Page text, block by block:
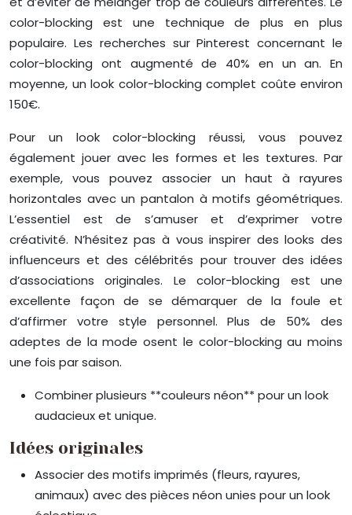
color-blocking est une technique de plus en plus
populaire. Les recherches sur Pinterest concernant le
color-blocking ont augmenté de 40% en un an. En
moyenne, un look color-blocking complet coûte environ
150€.
Pour un look color-blocking réussi, vous pouvez
également jouer avec les formes et les textures. Par
exemple, vous pouvez associer un haut à rayures
horizontales avec un pantalon à motifs géométriques.
L’essentiel est de s’amuser et d’exprimer votre
créativité. N’hésitez pas à vous inspirer des looks des
influenceurs et des célébrités pour trouver des idées
d’associations originales. Le color-blocking est une
excellente façon de se démarquer de la foule et
d’affirmer votre style personnel. Plus de 50% des
adeptes de la mode osent le color-blocking au moins
une fois par saison.
Combiner plusieurs **couleurs néon** pour un look
audacieux et unique.
Idées originales
Associer des motifs imprimés (fleurs, rayures,
animaux) avec des pièces néon unies pour un look